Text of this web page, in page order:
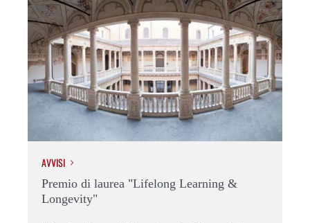
AVVISI
Premio di laurea "Lifelong Learning &
Longevity"